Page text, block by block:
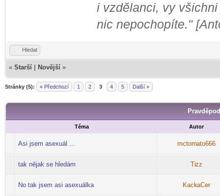
i vzdělanci, vy
nic nepochopíte."
Hledat
« Starší Novější »
Stránky (5): « Předchozí 1 2 3 4 5 Další »
Téma Autor
Asi jsem asexuál ... mctomato666
tak nějak se hledám Tizz
No tak jsem asi asexuálka KackaCer